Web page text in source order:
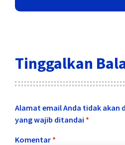
Tinggalkan
Alamat email Anda tidak akan
yang wajib ditandai *
Komentar *